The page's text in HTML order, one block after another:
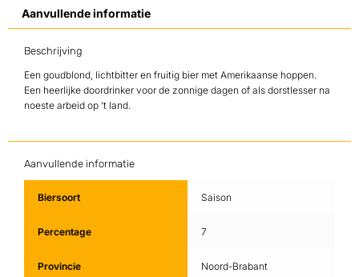
Aanvullende informatie
Beschrijving
Een goudblond, lichtbitter en fruitig bier met Amerikaanse hoppen.
Een heerlijke doordrinker voor de zonnige dagen of als dorstlesser na
noeste arbeid op ’t land.
Aanvullende informatie
Biersoort Saison
Percentage 7
Provincie Noord-Brabant